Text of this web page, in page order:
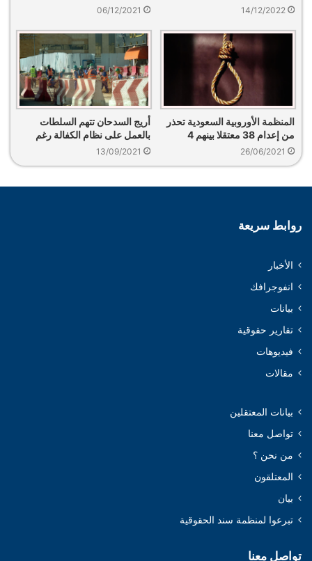
14/12/2022
06/12/2021
المنظمة الأوروبية السعودية تحذر
من إعدام 38 معتقلا بينهم 4
قاصرين
26/06/2021
أريج السدحان تتهم السلطات
بالعمل على نظام الكفالة رغم
مزاعم إلغائه
13/09/2021
روابط سريعة
الأخبار
انفوجرافك
بيانات
تقارير حقوقية
فيديوهات
مقالات
بيانات المعتقلين
تواصل معنا
من نحن ؟
المعتلقون
بيان
تبرعوا لمنظمة سند الحقوقية
تواصل معنا